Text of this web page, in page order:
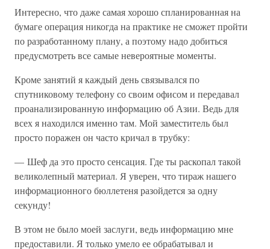
Интересно, что даже самая хорошо спланированная на
бумаге операция никогда на практике не сможет пройти
по разработанному плану, а поэтому надо добиться
предусмотреть все самые невероятные моменты.
Кроме занятий я каждый день связывался по
спутниковому телефону со своим офисом и передавал
проанализированную информацию об Азии. Ведь для
всех я находился именно там. Мой заместитель был
просто поражен он часто кричал в трубку:
— Шеф да это просто сенсация. Где ты раскопал такой
великолепный материал. Я уверен, что тираж нашего
информационного бюллетеня разойдется за одну
секунду!
В этом не было моей заслуги, ведь информацию мне
предоставили. Я только умело ее обрабатывал и